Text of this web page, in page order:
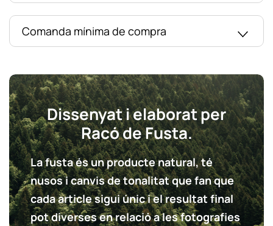
Comanda mínima de compra
Dissenyat i elaborat per
Racó de Fusta.
La fusta és un producte natural, té
nusos i canvis de tonalitat que fan que
cada article sigui únic i el resultat final
pot diverses en relació a les fotografies